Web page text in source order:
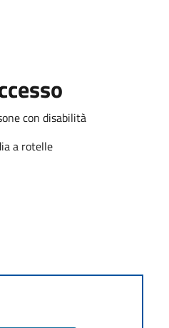
con disabilità
a rotelle